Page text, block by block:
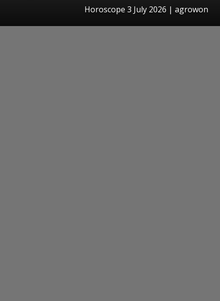
Horoscope 3 July 2026 | agrowon